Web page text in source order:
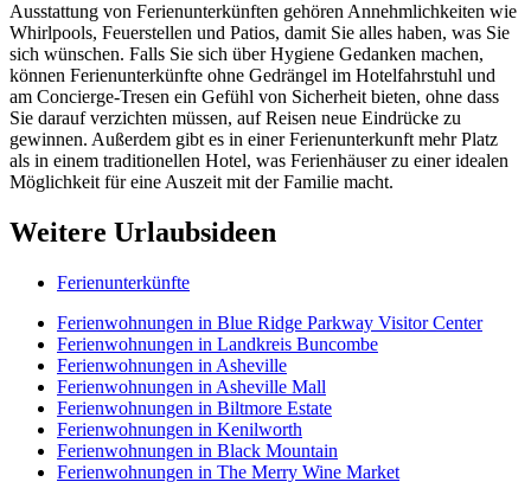
Ausstattung von Ferienunterkünften gehören Annehmlichkeiten wie
Whirlpools, Feuerstellen und Patios, damit Sie alles haben, was Sie
sich wünschen. Falls Sie sich über Hygiene Gedanken machen,
können Ferienunterkünfte ohne Gedrängel im Hotelfahrstuhl und
am Concierge-Tresen ein Gefühl von Sicherheit bieten, ohne dass
Sie darauf verzichten müssen, auf Reisen neue Eindrücke zu
gewinnen. Außerdem gibt es in einer Ferienunterkunft mehr Platz
als in einem traditionellen Hotel, was Ferienhäuser zu einer idealen
Möglichkeit für eine Auszeit mit der Familie macht.
Weitere Urlaubsideen
Ferienunterkünfte
Ferienwohnungen in Blue Ridge Parkway Visitor Center
Ferienwohnungen in Landkreis Buncombe
Ferienwohnungen in Asheville
Ferienwohnungen in Asheville Mall
Ferienwohnungen in Biltmore Estate
Ferienwohnungen in Kenilworth
Ferienwohnungen in Black Mountain
Ferienwohnungen in The Merry Wine Market